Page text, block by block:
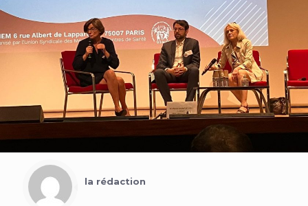
la rédaction